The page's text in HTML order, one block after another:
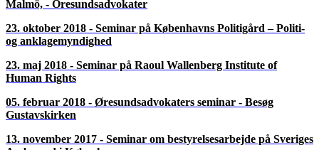
14. marts 2023 - Seminar 14. marts 2023 i Lund
27. oktober 2022 - Medling i kommersiella och privata tvister
29. marts 2022 - Den 29. marts 2022 Malmø Opera og seminar
om køb af bolig
09. november 2021 - Inbjudan till gratis informationsmöten:
GÖRA AFFÄRER OCH ETABLERA FÖRETAG I
DANMARK den 9 november i Malmö och 18 november i
Helsingborg